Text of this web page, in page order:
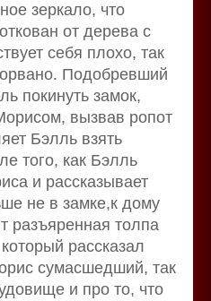
зеркало, что
от дерева с
себя плохо, так
Подобревший
покинуть замок,
вызвав ропот
Бэлль взять
того, как Бэлль
и рассказывает
не в замке,к дому
разъяренная толпа
рассказал
сумасшедший, так
и про то, что